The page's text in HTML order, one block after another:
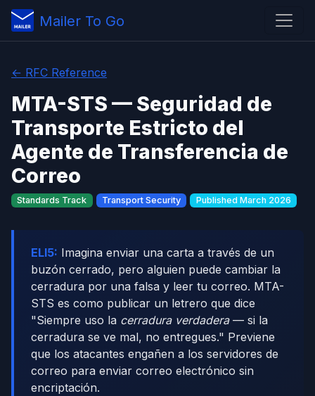
Mailer To Go
← RFC Reference
MTA-STS — Seguridad de
Transporte Estricto del
Agente de Transferencia de
Correo
Standards Track Transport Security Published March 2026
ELI5: Imagina enviar una carta a través de un
buzón cerrado, pero alguien puede cambiar la
cerradura por una falsa y leer tu correo. MTA-
STS es como publicar un letrero que dice
"Siempre uso la cerradura verdadera— si la
cerradura se ve mal, no entregues." Previene
que los atacantes engañen a los servidores de
correo para enviar correo electrónico sin
encriptación.